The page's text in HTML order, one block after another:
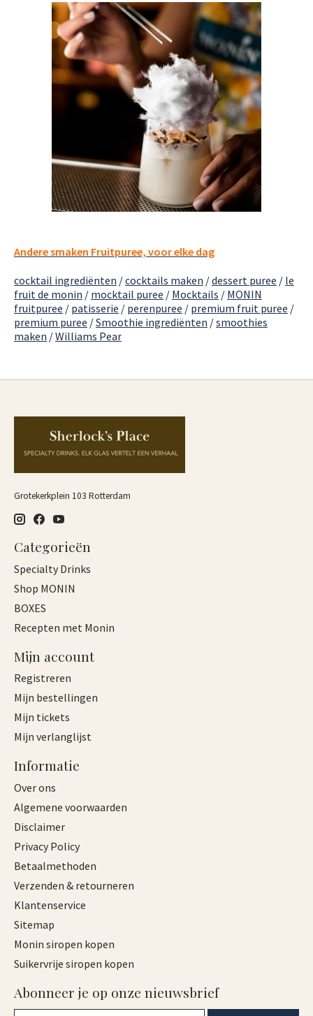
Andere smaken Fruitpuree, voor elke dag
cocktail ingrediënten /cocktails maken /dessert puree / le
fruit de monin / mocktail puree / Mocktails / MONIN
fruitpuree / patisserie / perenpuree / premium fruit puree /
premium puree /Smoothie ingrediënten /smoothies
maken /Williams Pear
Grotekerkplein 103 Rotterdam
Categorieën
Specialty Drinks
Shop MONIN
BOXES
Recepten met Monin
Mijn account
Registreren
Mijn bestellingen
Mijn tickets
Mijn verlanglijst
Informatie
Over ons
Algemene voorwaarden
Disclaimer
Privacy Policy
Betaalmethoden
Verzenden & retourneren
Klantenservice
Sitemap
Monin siropen kopen
Suikervrije siropen kopen
Abonneer je op onze nieuwsbrief